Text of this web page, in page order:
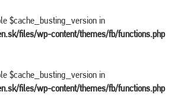
$cache_busting_version in
files/wp-content/themes/fb/functions.php
$cache_busting_version in
files/wp-content/themes/fb/functions.php